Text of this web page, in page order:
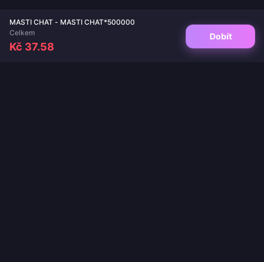
MASTI CHAT - MASTI CHAT*500000
Celkem
Kč 37.58
Dobít